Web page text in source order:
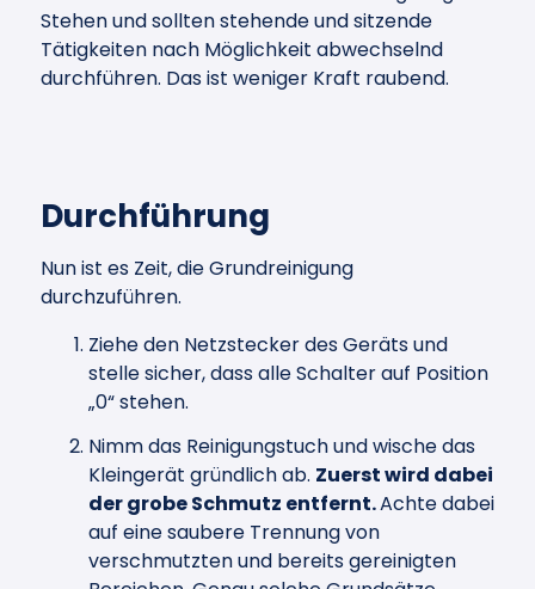
Stehen und sollten stehende und sitzende
Tätigkeiten nach Möglichkeit abwechselnd
durchführen. Das ist weniger Kraft raubend.
Durchführung
Nun ist es Zeit, die Grundreinigung
durchzuführen.
Ziehe den Netzstecker des Geräts und
stelle sicher, dass alle Schalter auf Position
„0“ stehen.
Nimm das Reinigungstuch und wische das
Kleingerät gründlich ab. Zuerst wird dabei
der grobe Schmutz entfernt.Achte dabei
auf eine saubere Trennung von
verschmutzten und bereits gereinigten